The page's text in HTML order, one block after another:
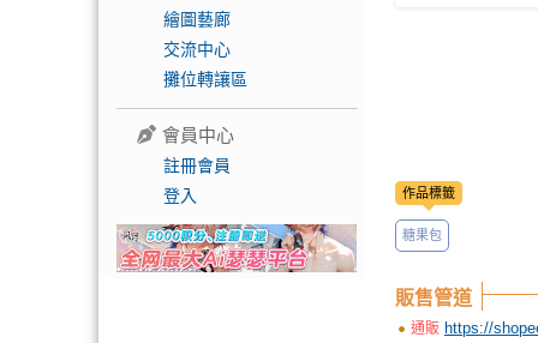
繪圖藝廊
交流中心
攤位轉讓區
會員中心
註冊會員
登入
作品標籤
糖果包
販售管道
通販 https://